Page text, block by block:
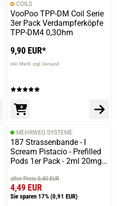
COILS
VooPoo TPP-DM Coil Serie
3er Pack Verdampferköpfe
TPP-DM4 0,3Ohm
9,90 EUR*
inkl. MwSt. zzgl. Versand
MEHRWEG SYSTEME
187 Strassenbande - I
Scream Pistacio - Prefilled
Pods 1er Pack - 2ml 20mg
alter Preis 5,40 EUR
4,49 EUR
Sie sparen 17% (0,91 EUR)